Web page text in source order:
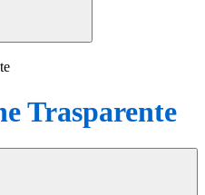
Trasparente